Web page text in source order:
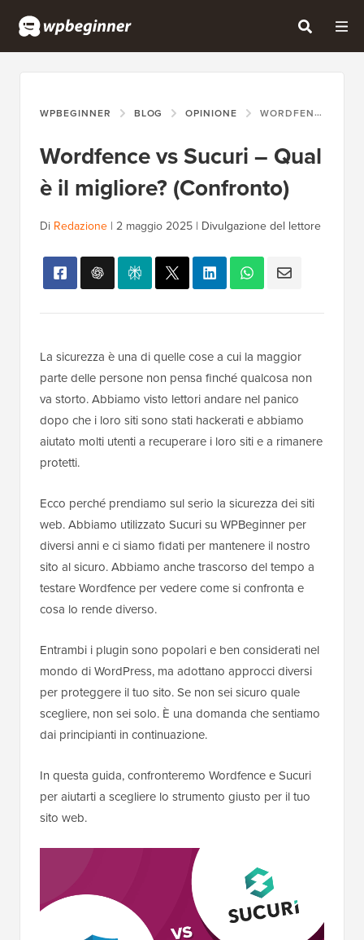
WPBEGINNER BLOG OPINIONE WORDFENCE VS SUCURI – QUAL È IL MIGLIORE? (CONFRONTO)
Wordfence vs Sucuri – Qual
è il migliore? (Confronto)
Di Redazione | 2 maggio 2025 | Divulgazione del lettore
La sicurezza è una di quelle cose a cui la maggior
parte delle persone non pensa finché qualcosa non
va storto. Abbiamo visto lettori andare nel panico
dopo che i loro siti sono stati hackerati e abbiamo
aiutato molti utenti a recuperare i loro siti e a rimanere
protetti.
Ecco perché prendiamo sul serio la sicurezza dei siti
web. Abbiamo utilizzato Sucuri su WPBeginner per
diversi anni e ci siamo fidati per mantenere il nostro
sito al sicuro. Abbiamo anche trascorso del tempo a
testare Wordfence per vedere come si confronta e
cosa lo rende diverso.
Entrambi i plugin sono popolari e ben considerati nel
mondo di WordPress, ma adottano approcci diversi
per proteggere il tuo sito. Se non sei sicuro quale
scegliere, non sei solo. È una domanda che sentiamo
dai principianti in continuazione.
In questa guida, confronteremo Wordfence e Sucuri
per aiutarti a scegliere lo strumento giusto per il tuo
sito web.